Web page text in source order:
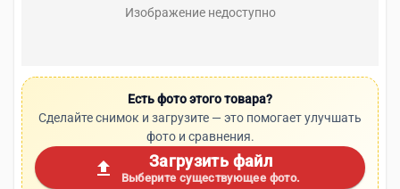
Изображение недоступно
Есть фото этого товара?
Сделайте снимок и загрузите — это помогает улучшать
фото и сравнения.
upload Загрузить файл
Выберите существующее фото.